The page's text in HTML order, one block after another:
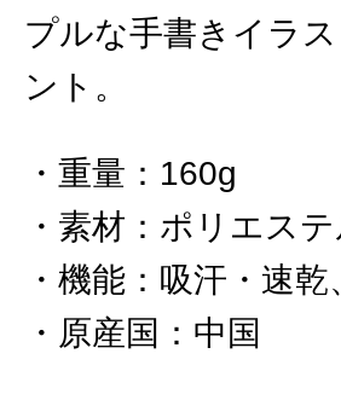
プルな手書きイラ
ント。
重量 ： 160g
素材 ： ポリエス
機能 ： 吸汗・速乾
原産国 ： 中国